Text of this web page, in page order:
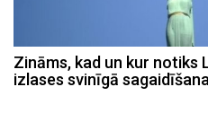
Zināms, kad un kur notiks
izlases svinīgā sagaidīšana